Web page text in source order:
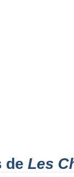
de Les